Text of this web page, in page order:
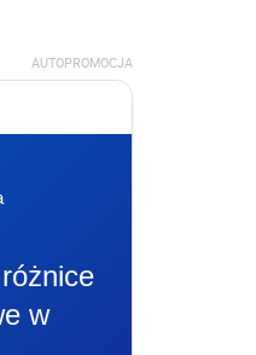
AUTOPROMOCJA
w